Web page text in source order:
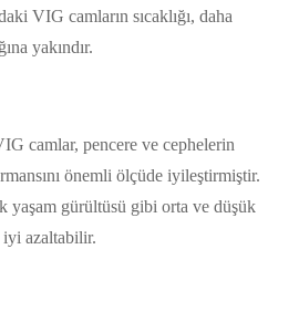
VIG camların sıcaklığı, daha
yakındır.
camlar, pencere ve cephelerin
önemli ölçüde iyileştirmiştir.
gürültüsü gibi orta ve düşük
iyi azaltabilir.